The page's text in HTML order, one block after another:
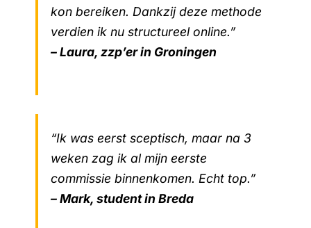
kon bereiken. Dankzij deze methode
verdien ik nu structureel online.”
– Laura, zzp’er in Groningen
“Ik was eerst sceptisch, maar na 3
weken zag ik al mijn eerste
commissie binnenkomen. Echt top.”
– Mark, student in Breda